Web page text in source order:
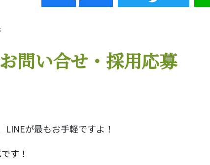
お問い合せ・採用応募
が最もお手軽ですよ！
す！